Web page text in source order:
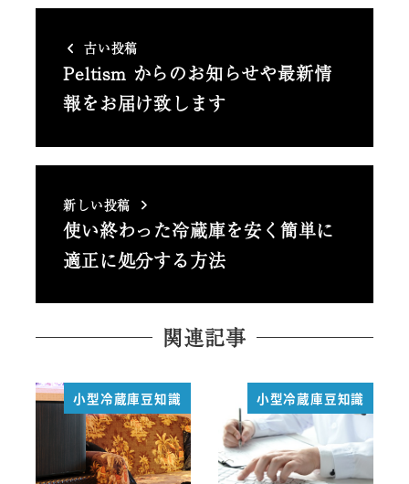
古い投稿
Peltism からのお知らせや最新情
報をお届け致します
新しい投稿
使い終わった冷蔵庫を安く簡単に
適正に処分する方法
関連記事
小型冷蔵庫豆知識 小型冷蔵庫豆知識